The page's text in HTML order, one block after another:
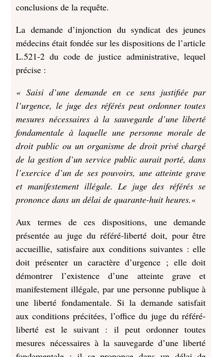
conclusions de la requête.
La demande d’injonction du syndicat des jeunes
médecins était fondée sur les dispositions de l’article
L.521-2 du code de justice administrative, lequel
précise :
« Saisi d’une demande en ce sens justifiée par
l’urgence, le juge des référés peut ordonner toutes
mesures nécessaires à la sauvegarde d’une liberté
fondamentale à laquelle une personne morale de
droit public ou un organisme de droit privé chargé
de la gestion d’un service public aurait porté, dans
l’exercice d’un de ses pouvoirs, une atteinte grave
et manifestement illégale. Le juge des référés se
prononce dans un délai de quarante-huit heures.«
Aux termes de ces dispositions, une demande
présentée au juge du référé-liberté doit, pour être
accueillie, satisfaire aux conditions suivantes : elle
doit présenter un caractère d’urgence ; elle doit
démontrer l’existence d’une atteinte grave et
manifestement illégale, par une personne publique à
une liberté fondamentale. Si la demande satisfait
aux conditions précitées, l’office du juge du référé-
liberté est le suivant : il peut ordonner toutes
mesures nécessaires à la sauvegarde d’une liberté